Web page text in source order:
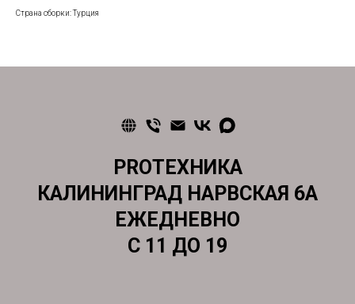
Страна сборки: Турция
PROТЕХНИКА
КАЛИНИНГРАД НАРВСКАЯ 6А
ЕЖЕДНЕВНО
С 11 ДО 19